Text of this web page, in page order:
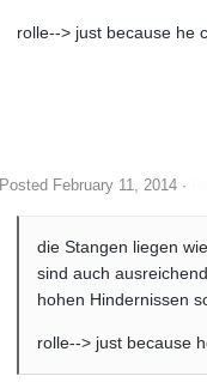
rolle--> just because he
Posted February 11, 2014 ·
die Stangen liegen
sind auch
hohen Hindernissen
rolle--> just because